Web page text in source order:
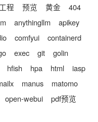
程 预览 黄金
404
anythingllm
apikey
comfyui
containerd
exec git
golin
hfish hpa html
iasp
manus
matomo
open-webui
pdf预览